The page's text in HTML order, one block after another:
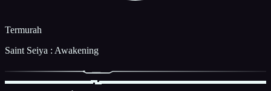
Termurah
Saint Seiya : Awakening